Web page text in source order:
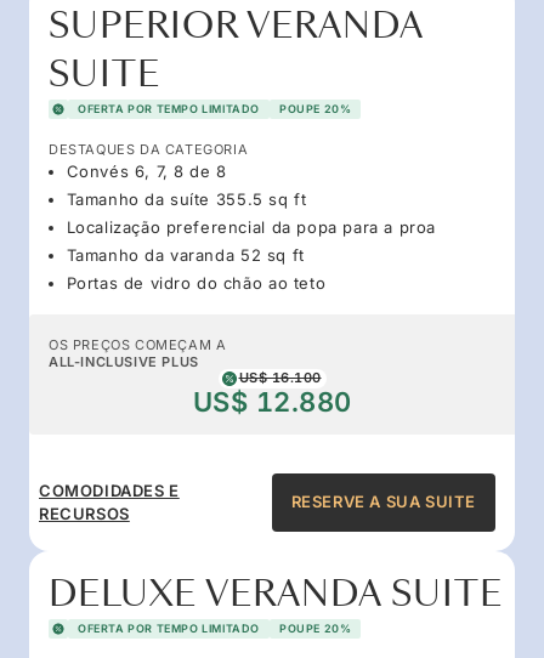
SUPERIOR VERANDA
SUITE
OFERTA POR TEMPO LIMITADO POUPE 20%
DESTAQUES DA CATEGORIA
Convés 6, 7, 8 de 8
Tamanho da suíte 355.5 sq ft
Localização preferencial da popa para a proa
Tamanho da varanda 52 sq ft
Portas de vidro do chão ao teto
OS PREÇOS COMEÇAM A
ALL-INCLUSIVE PLUS
US$ 16.100
US$ 12.880
COMODIDADES E
RECURSOS
RESERVE A SUA SUITE
DELUXE VERANDA SUITE
OFERTA POR TEMPO LIMITADO POUPE 20%